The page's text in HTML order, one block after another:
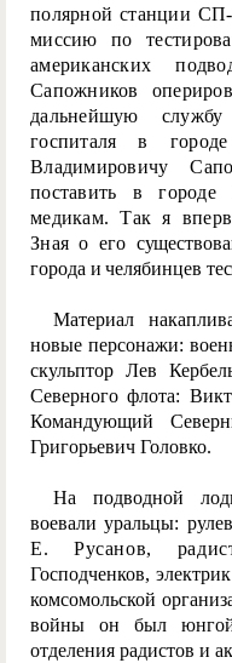
полярной станции
миссию по
американских
Сапожников
дальнейшую
госпиталя в
Владимировичу
поставить в
медикам. Так я
Зная о его
города и челябинцев
Материал
новые персонажи:
скульптор Лев
Северного флота:
Командующий
Григорьевич Головко.
На подводной
воевали уральцы:
Е. Русанов, радис
Господченков,
комсомольской
войны он был юнгой
отделения радистов и